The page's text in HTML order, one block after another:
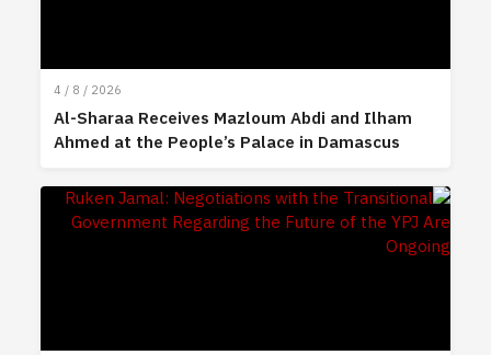
4 / 8 / 2026
Al-Sharaa Receives Mazloum Abdi and Ilham
Ahmed at the People’s Palace in Damascus